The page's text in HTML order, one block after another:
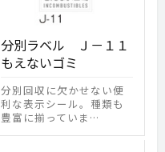
分別ラベル Ｊ－１１
もえないゴミ
分別回収に欠かせない便
利な表示シール。種類も
豊富に揃っていま…